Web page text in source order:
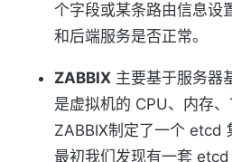
个字段或某条路由信息设
和后端服务是否正常。
ZABBIX 主要基于服务器
是虚拟机的 CPU、内存
ZABBIX制定了一个 etcd
最初我们发现有一套 etcd